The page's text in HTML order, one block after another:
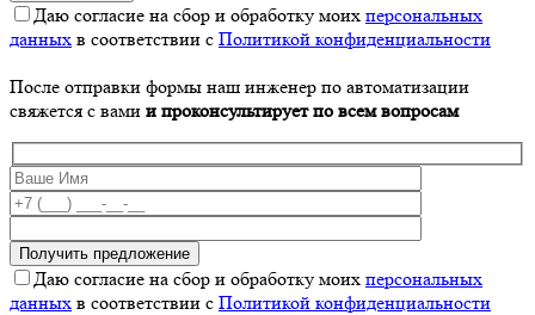
Даю согласие на сбор и обработку моих персональных
данных в соответствии с Политикой конфиденциальности
После отправки формы наш инженер по автоматизации
свяжется с вами и проконсультирует по всем вопросам
Даю согласие на сбор и обработку моих персональных
данных в соответствии с Политикой конфиденциальности